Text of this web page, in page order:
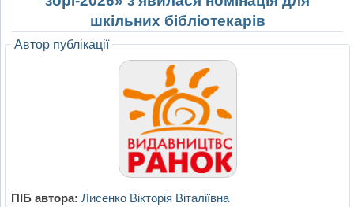
шкільних бібліотекарів
Автор публікації
ПІБ автора: Лисенко Вікторія Віталіївна